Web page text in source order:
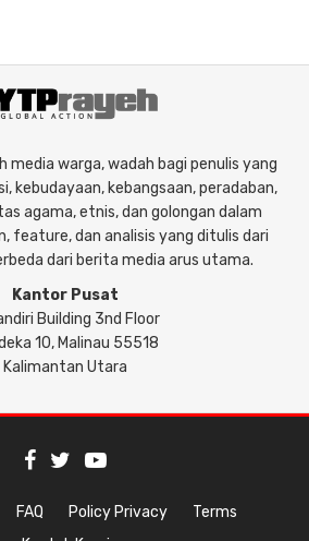
media warga, wadah bagi penulis yang
kebudayaan, kebangsaan, peradaban,
agama, etnis, dan golongan dalam
feature, dan analisis yang ditulis dari
dari berita media arus utama.
Kantor Pusat
Building 3nd Floor
10, Malinau 55518
Kalimantan Utara
FAQ Policy Privacy
Terms